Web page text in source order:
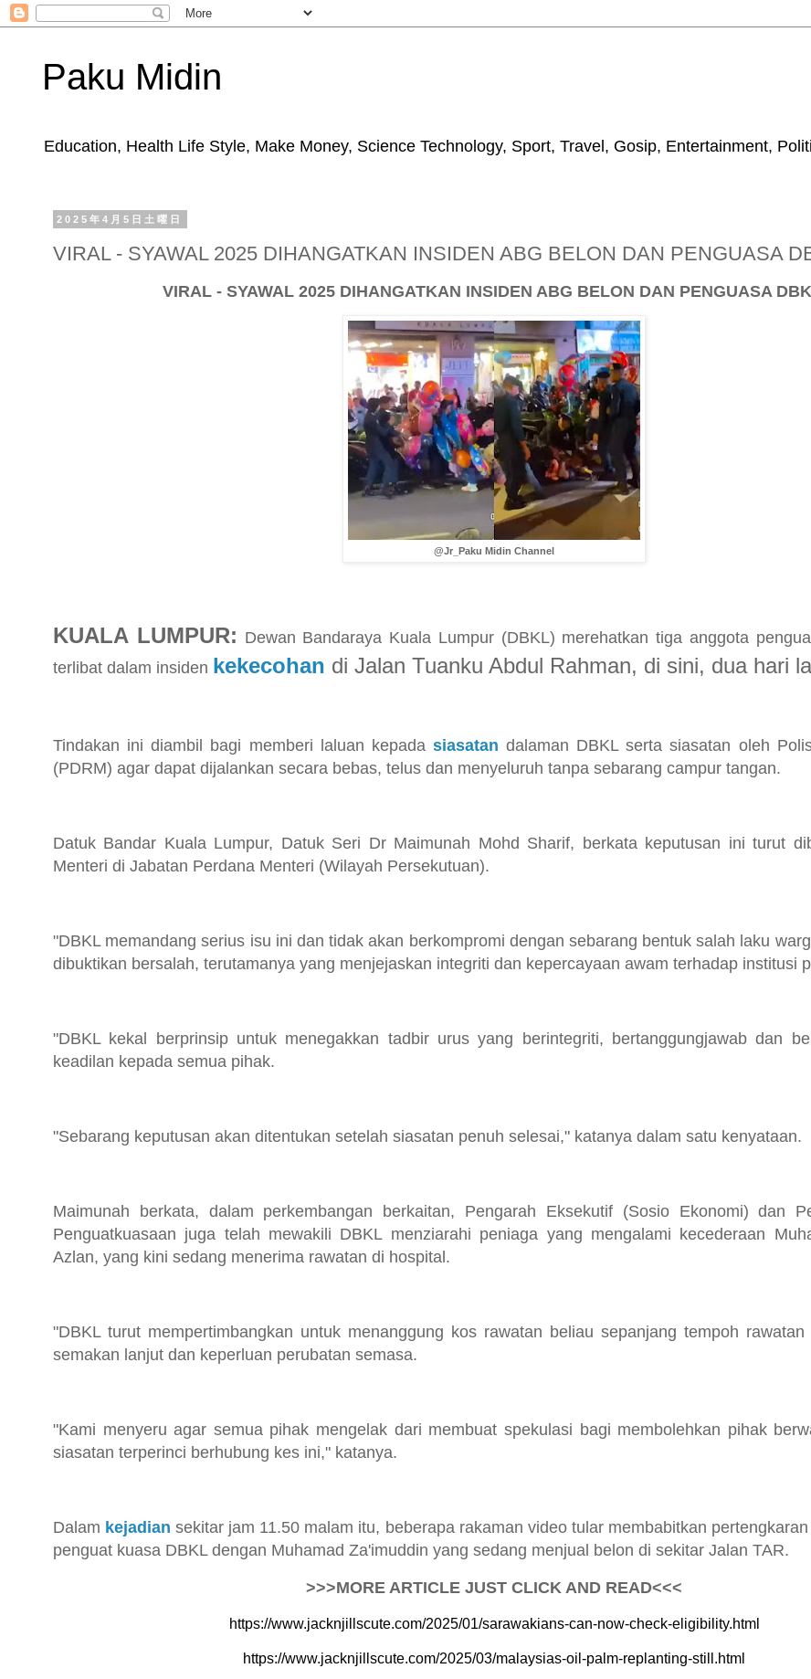
Paku Midin
Education, Health Life Style, Make Money, Science Technology, Sport, Travel, Gosip, Entertainment,
2025年4月5日土曜日
VIRAL - SYAWAL 2025 DIHANGATKAN INSIDEN ABG BELON DAN PENGUASA
VIRAL - SYAWAL 2025 DIHANGATKAN INSIDEN ABG BELON DAN PENGUASA
@Jr_Paku Midin Channel
KUALA LUMPUR: Dewan Bandaraya Kuala Lumpur (DBKL) merehatkan tiga anggota
terlibat dalam insiden kekecohan di Jalan Tuanku Abdul Rahman, di sini, dua hari
Tindakan ini diambil bagi memberi laluan kepada siasatan dalaman DBKL serta siasatan oleh
(PDRM) agar dapat dijalankan secara bebas, telus dan menyeluruh tanpa sebarang campur tangan.
Datuk Bandar Kuala Lumpur, Datuk Seri Dr Maimunah Mohd Sharif, berkata keputusan ini turut
Menteri di Jabatan Perdana Menteri (Wilayah Persekutuan).
"DBKL memandang serius isu ini dan tidak akan berkompromi dengan sebarang bentuk salah laku
dibuktikan bersalah, terutamanya yang menjejaskan integriti dan kepercayaan awam terhadap institusi
"DBKL kekal berprinsip untuk menegakkan tadbir urus yang berintegriti, bertanggungjawab dan
keadilan kepada semua pihak.
"Sebarang keputusan akan ditentukan setelah siasatan penuh selesai," katanya dalam satu kenyataan.
Maimunah berkata, dalam perkembangan berkaitan, Pengarah Eksekutif (Sosio Ekonomi) dan
Penguatkuasaan juga telah mewakili DBKL menziarahi peniaga yang mengalami kecederaan
Azlan, yang kini sedang menerima rawatan di hospital.
"DBKL turut mempertimbangkan untuk menanggung kos rawatan beliau sepanjang tempoh
semakan lanjut dan keperluan perubatan semasa.
"Kami menyeru agar semua pihak mengelak dari membuat spekulasi bagi membolehkan pihak
siasatan terperinci berhubung kes ini," katanya.
Dalam kejadian sekitar jam 11.50 malam itu, beberapa rakaman video tular membabitkan
penguat kuasa DBKL dengan Muhamad Za'imuddin yang sedang menjual belon di sekitar Jalan TAR.
>>>MORE ARTICLE JUST CLICK AND READ<<<
https://www.jacknjillscute.com/2025/01/sarawakians-can-now-check-eligibility.html
https://www.jacknjillscute.com/2025/03/malaysias-oil-palm-replanting-still.html